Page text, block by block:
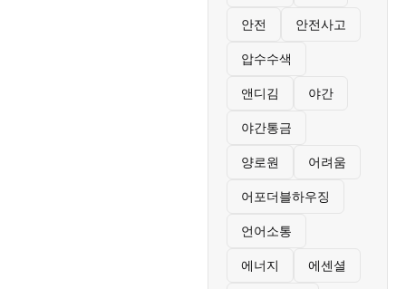
안전 안전사고
압수수색
앤디김 야간
야간통금
양로원 어려움
어포더블하우징
언어소통
에너지 에센셜